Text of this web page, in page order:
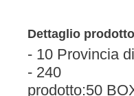
Dettaglio
- 10 Provincia
- 240
prodotto:50